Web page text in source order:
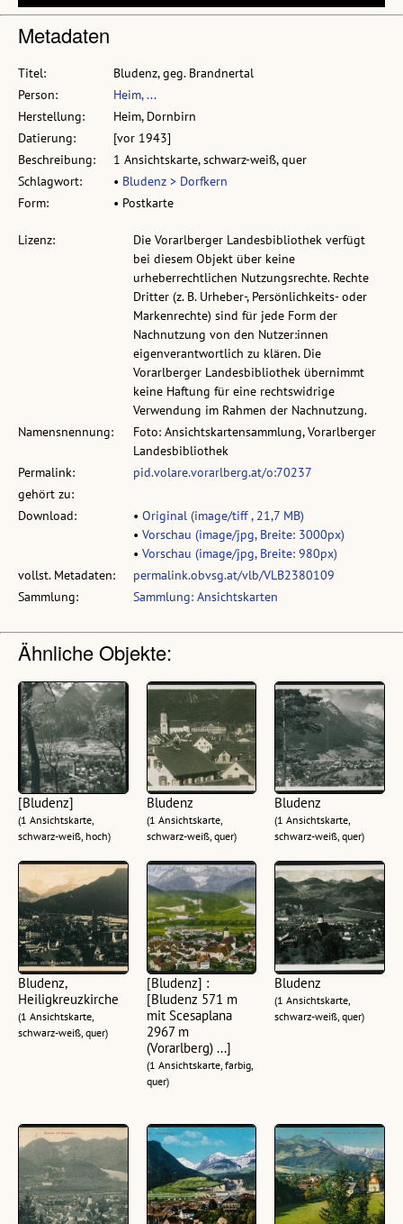
Metadaten
Titel:
Bludenz, geg. Brandnertal
Person:
Heim, ...
Herstellung:
Heim, Dornbirn
Datierung:
[vor 1943]
Beschreibung:
1 Ansichtskarte, schwarz-weiß, quer
Schlagwort:
• Bludenz > Dorfkern
Form:
• Postkarte
Lizenz:
Die Vorarlberger Landesbibliothek verfügt
bei diesem Objekt über keine
urheberrechtlichen Nutzungsrechte. Rechte
Dritter (z. B. Urheber-, Persönlichkeits- oder
Markenrechte) sind für jede Form der
Nachnutzung von den Nutzer:innen
eigenverantwortlich zu klären. Die
Vorarlberger Landesbibliothek übernimmt
keine Haftung für eine rechtswidrige
Verwendung im Rahmen der Nachnutzung.
Namensnennung:
Foto: Ansichtskartensammlung, Vorarlberger
Landesbibliothek
Permalink:
pid.volare.vorarlberg.at/o:70237
gehört zu:
Download:
• Original (image/tiff , 21,7 MB)
• Vorschau (image/jpg, Breite: 3000px)
• Vorschau (image/jpg, Breite: 980px)
vollst. Metadaten:
permalink.obvsg.at/vlb/VLB2380109
Sammlung:
Sammlung: Ansichtskarten
Ähnliche Objekte:
[Bludenz]
(1 Ansichtskarte,
schwarz-weiß, hoch)
Bludenz
(1 Ansichtskarte,
schwarz-weiß, quer)
Bludenz
(1 Ansichtskarte,
schwarz-weiß, quer)
Bludenz,
Heiligkreuzkirche
(1 Ansichtskarte,
schwarz-weiß, quer)
[Bludenz] :
[Bludenz 571 m
mit Scesaplana
2967 m
(Vorarlberg) ...]
(1 Ansichtskarte, farbig,
quer)
Bludenz
(1 Ansichtskarte,
schwarz-weiß, quer)